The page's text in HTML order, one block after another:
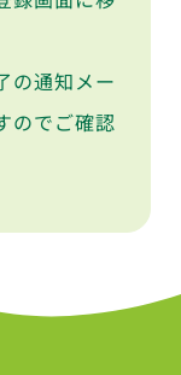
の通知メー
のでご確認